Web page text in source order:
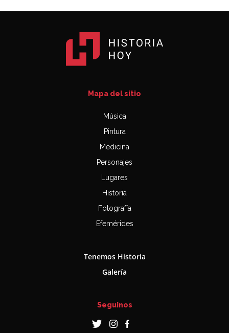
Mapa del sitio
Música
Pintura
Medicina
Personajes
Lugares
Historia
Fotografía
Efemérides
Tenemos Historia
Galería
Seguinos